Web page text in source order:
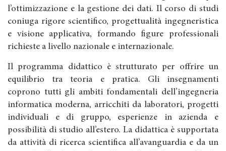
l’ottimizzazione e la gestione dei dati. Il corso di studi
coniuga rigore scientifico, progettualità ingegneristica
e visione applicativa, formando figure professionali
richieste a livello nazionale e internazionale.
Il programma didattico è strutturato per offrire un
equilibrio tra teoria e pratica. Gli insegnamenti
coprono tutti gli ambiti fondamentali dell’ingegneria
informatica moderna, arricchiti da laboratori, progetti
individuali e di gruppo, esperienze in azienda e
possibilità di studio all’estero. La didattica è supportata
da attività di ricerca scientifica all’avanguardia e da un